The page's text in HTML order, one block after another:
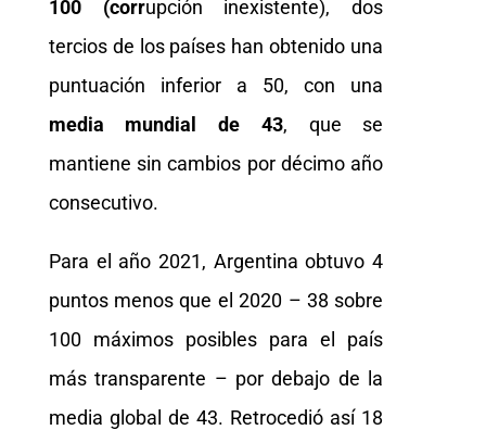
100 (corrupción inexistente), dos
tercios de los países han obtenido una
puntuación inferior a 50, con una
media mundial de 43, que se
mantiene sin cambios por décimo año
consecutivo.
Para el año 2021, Argentina obtuvo 4
puntos menos que el 2020 – 38 sobre
100 máximos posibles para el país
más transparente – por debajo de la
media global de 43. Retrocedió así 18